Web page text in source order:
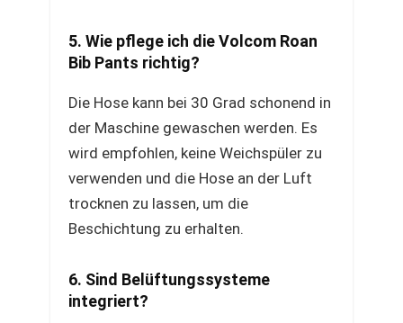
5. Wie pflege ich die Volcom Roan
Bib Pants richtig?
Die Hose kann bei 30 Grad schonend in
der Maschine gewaschen werden. Es
wird empfohlen, keine Weichspüler zu
verwenden und die Hose an der Luft
trocknen zu lassen, um die
Beschichtung zu erhalten.
6. Sind Belüftungssysteme
integriert?